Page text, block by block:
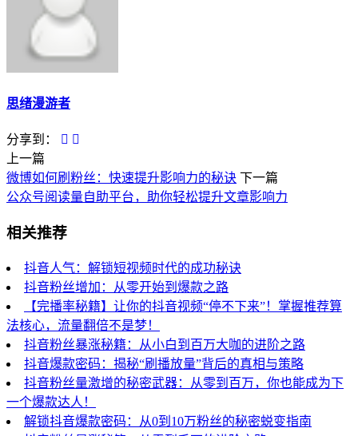
思绪漫游者
分享到：
上一篇
微博如何刷粉丝：快速提升影响力的秘诀
下一篇
公众号阅读量自助平台，助你轻松提升文章影响力
相关推荐
抖音人气：解锁短视频时代的成功秘诀
抖音粉丝增加：从零开始到爆款之路
【完播率秘籍】让你的抖音视频“停不下来”！掌握推荐算
法核心，流量翻倍不是梦！
抖音粉丝暴涨秘籍：从小白到百万大咖的进阶之路
抖音爆款密码：揭秘“刷播放量”背后的真相与策略
抖音粉丝量激增的秘密武器：从零到百万，你也能成为下
一个爆款达人！
解锁抖音爆款密码：从0到10万粉丝的秘密蜕变指南